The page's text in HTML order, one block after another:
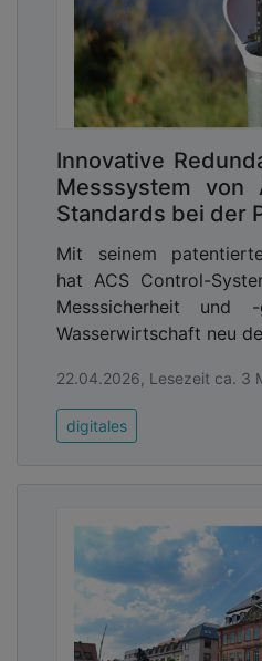
Innovative
Messsystem von
Standards bei der
Mit seinem
hat ACS Control-
Messsicherheit und
Wasserwirtschaft neu
22.04.2026, Lesezeit ca. 3
digitales